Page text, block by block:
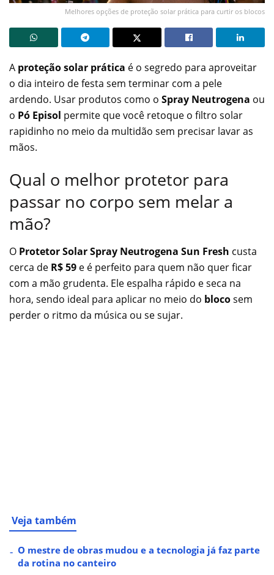
Melhores opções de proteção solar prática para curtir os blocos
A proteção solar prática é o segredo para aproveitar
o dia inteiro de festa sem terminar com a pele
ardendo. Usar produtos como o Spray Neutrogena ou
o Pó Episol permite que você retoque o filtro solar
rapidinho no meio da multidão sem precisar lavar as
mãos.
Qual o melhor protetor para
passar no corpo sem melar a
mão?
O Protetor Solar Spray Neutrogena Sun Fresh custa
cerca de R$ 59 e é perfeito para quem não quer ficar
com a mão grudenta. Ele espalha rápido e seca na
hora, sendo ideal para aplicar no meio do blocosem
perder o ritmo da música ou se sujar.
Veja também
O mestre de obras mudou e a tecnologia já faz parte
da rotina no canteiro